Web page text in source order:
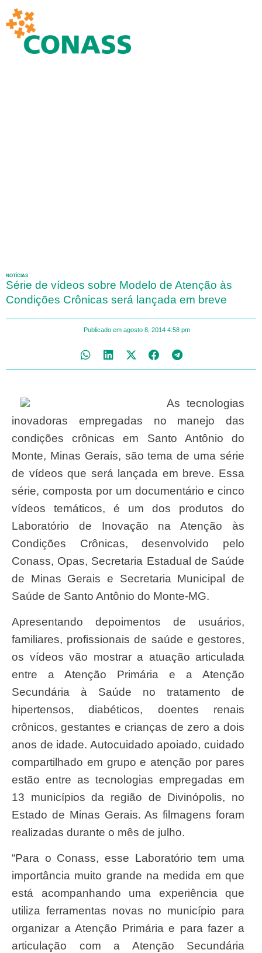
NOTÍCIAS
Série de vídeos sobre Modelo de Atenção às
Condições Crônicas será lançada em breve
Publicado em agosto 8, 2014 4:58 pm
As tecnologias
inovadoras empregadas no manejo das
condições crônicas em Santo Antônio do
Monte, Minas Gerais, são tema de uma série
de vídeos que será lançada em breve. Essa
série, composta por um documentário e cinco
vídeos temáticos, é um dos produtos do
Laboratório de Inovação na Atenção às
Condições Crônicas, desenvolvido pelo
Conass, Opas, Secretaria Estadual de Saúde
de Minas Gerais e Secretaria Municipal de
Saúde de Santo Antônio do Monte-MG.
Apresentando depoimentos de usuários,
familiares, profissionais de saúde e gestores,
os vídeos vão mostrar a atuação articulada
entre a Atenção Primária e a Atenção
Secundária à Saúde no tratamento de
hipertensos, diabéticos, doentes renais
crônicos, gestantes e crianças de zero a dois
anos de idade. Autocuidado apoiado, cuidado
compartilhado em grupo e atenção por pares
estão entre as tecnologias empregadas em
13 municípios da região de Divinópolis, no
Estado de Minas Gerais. As filmagens foram
realizadas durante o mês de julho.
“Para o Conass, esse Laboratório tem uma
importância muito grande na medida em que
está acompanhando uma experiência que
utiliza ferramentas novas no município para
organizar a Atenção Primária e para fazer a
articulação com a Atenção Secundária